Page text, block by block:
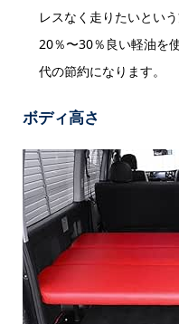
レスなく走りたいとい
20％〜30％良い軽油を
代の節約になります。
ボディ高さ